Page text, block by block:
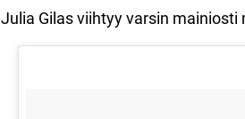
Julia Gilas viihtyy varsin